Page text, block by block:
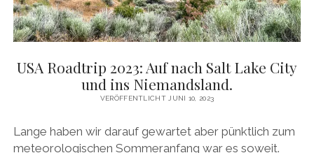
USA Roadtrip 2023: Auf nach Salt Lake City
und ins Niemandsland.
VERÖFFENTLICHT JUNI 10, 2023
Lange haben wir darauf gewartet aber pünktlich zum
meteorologischen Sommeranfang war es soweit.